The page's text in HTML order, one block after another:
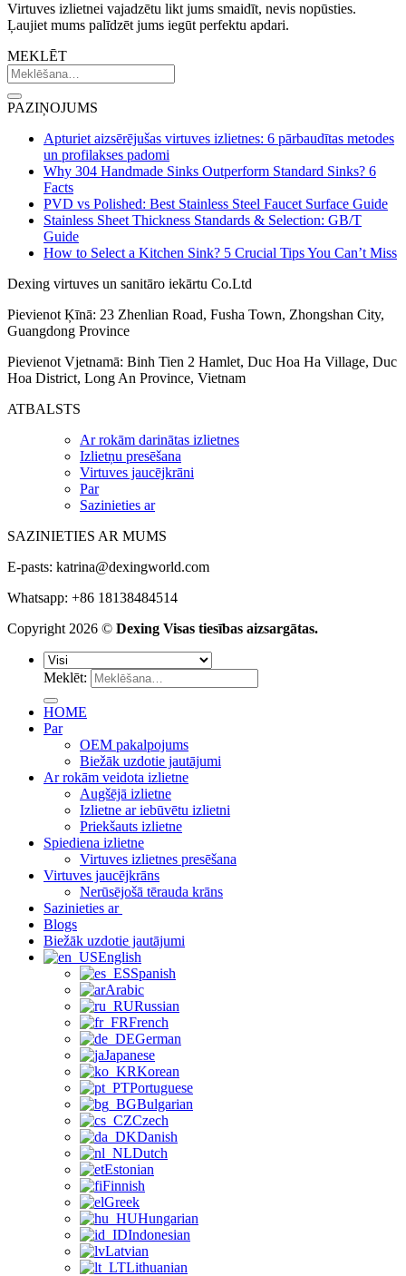
Virtuves izlietnei vajadzētu likt jums smaidīt, nevis nopūsties.
Ļaujiet mums palīdzēt jums iegūt perfektu apdari.
MEKLĒT
PAZIŅOJUMS
Apturiet aizsērējušas virtuves izlietnes: 6 pārbaudītas metodes
un profilakses padomi
Why 304 Handmade Sinks Outperform Standard Sinks? 6
Facts
PVD vs Polished: Best Stainless Steel Faucet Surface Guide
Stainless Sheet Thickness Standards & Selection: GB/T
Guide
How to Select a Kitchen Sink? 5 Crucial Tips You Can’t Miss
Dexing virtuves un sanitāro iekārtu Co.Ltd
Pievienot Ķīnā: 23 Zhenlian Road, Fusha Town, Zhongshan City,
Guangdong Province
Pievienot Vjetnamā: Binh Tien 2 Hamlet, Duc Hoa Ha Village, Duc
Hoa District, Long An Province, Vietnam
ATBALSTS
Ar rokām darinātas izlietnes
Izlietņu presēšana
Virtuves jaucējkrāni
Par
Sazinieties ar
SAZINIETIES AR MUMS
E-pasts: katrina@dexingworld.com
Whatsapp: +86 18138484514
Copyright 2026 © Dexing Visas tiesības aizsargātas.
Meklēt:
HOME
Par
OEM pakalpojums
Biežāk uzdotie jautājumi
Ar rokām veidota izlietne
Augšējā izlietne
Izlietne ar iebūvētu izlietni
Priekšauts izlietne
Spiediena izlietne
Virtuves izlietnes presēšana
Virtuves jaucējkrāns
Nerūsējošā tērauda krāns
Sazinieties ar
Blogs
Biežāk uzdotie jautājumi
English
Spanish
Arabic
Russian
French
German
Japanese
Korean
Portuguese
Bulgarian
Czech
Danish
Dutch
Estonian
Finnish
Greek
Hungarian
Indonesian
Latvian
Lithuanian